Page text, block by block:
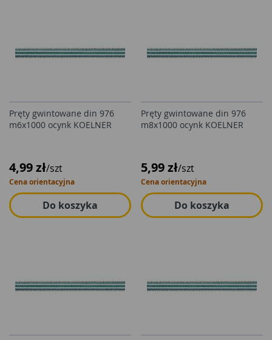
Pręty gwintowane din 976
m6x1000 ocynk KOELNER
4,99 zł/szt
Cena orientacyjna
Do koszyka
Pręty gwintowane din 976
m8x1000 ocynk KOELNER
5,99 zł/szt
Cena orientacyjna
Do koszyka